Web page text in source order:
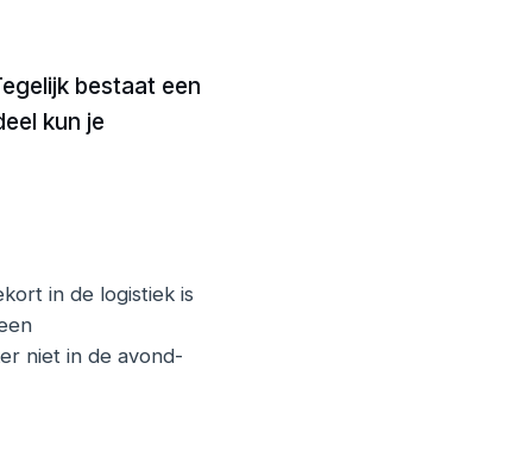
bestaat een
kun je
in de logistiek is
niet in de avond-